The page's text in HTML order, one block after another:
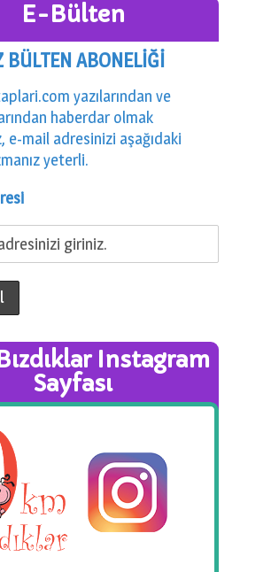
E-Bülten
BÜLTEN ABONELİĞİ
yazılarından ve
haberdar olmak
e-mail adresinizi aşağıdaki
yeterli.
Instagram
Sayfası